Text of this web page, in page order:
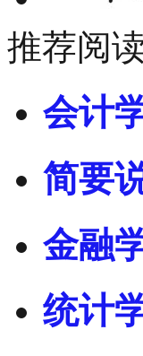
推荐阅
会计
简要
金融
统计